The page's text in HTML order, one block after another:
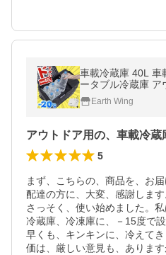
車載冷蔵庫 40L 車
ータブル冷蔵庫 ア
車 トラック 12V
ーボックス
Earth Wing
5
まず、こちらの、商品を、お
配達の方に、大変、感謝しま
さっそく、使い始めました。
冷蔵庫、冷凍庫に、－15度で
早くも、キンキンに、冷えて
価は、厳しい意見も、ありま